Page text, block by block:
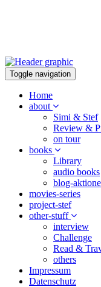
Toggle navigation
Home
about
Simi & Stef
Review &
on tour
books
Library
audio books
blog-
movies-series
project-stef
other-stuff
interview
Challenge
Read &
others
Impressum
Datenschutz